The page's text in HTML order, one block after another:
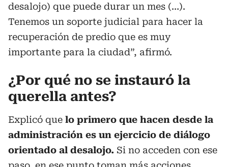
desalojo) que puede durar un mes (…).
Tenemos un soporte judicial para hacer la
recuperación de predio que es muy
importante para la ciudad”, afirmó.
¿Por qué no se instauró la
querella antes?
Explicó que lo primero que hacen desde la
administración es un ejercicio de diálogo
orientado al desalojo. Si no acceden con ese